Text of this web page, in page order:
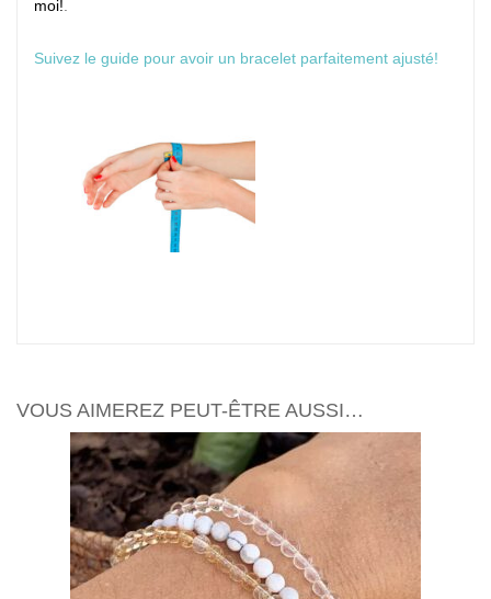
moi!
Suivez le guide pour avoir un bracelet parfaitement ajusté!
VOUS AIMEREZ PEUT-ÊTRE AUSSI…